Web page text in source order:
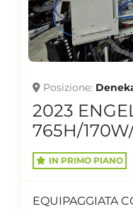
Posizione
2023
765H/
IN PRIMO PIANO
EQUIPAGGIATA